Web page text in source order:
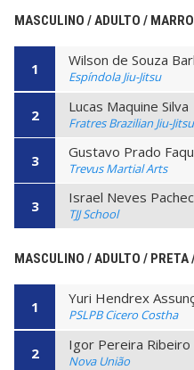
MASCULINO / ADULTO /
1 Wilson de Souza
Espíndola Jiu-Jitsu
2 Lucas Maquine Silva
Fratres Brazilian Jiu-Jitsu
3 Gustavo Prado
Trevus Martial Arts
3 Israel Neves
TJJ School
MASCULINO / ADULTO /
1 Yuri Hendrex
PSLPB Cicero Costha
2 Igor Pereira Ribeiro
Nova União